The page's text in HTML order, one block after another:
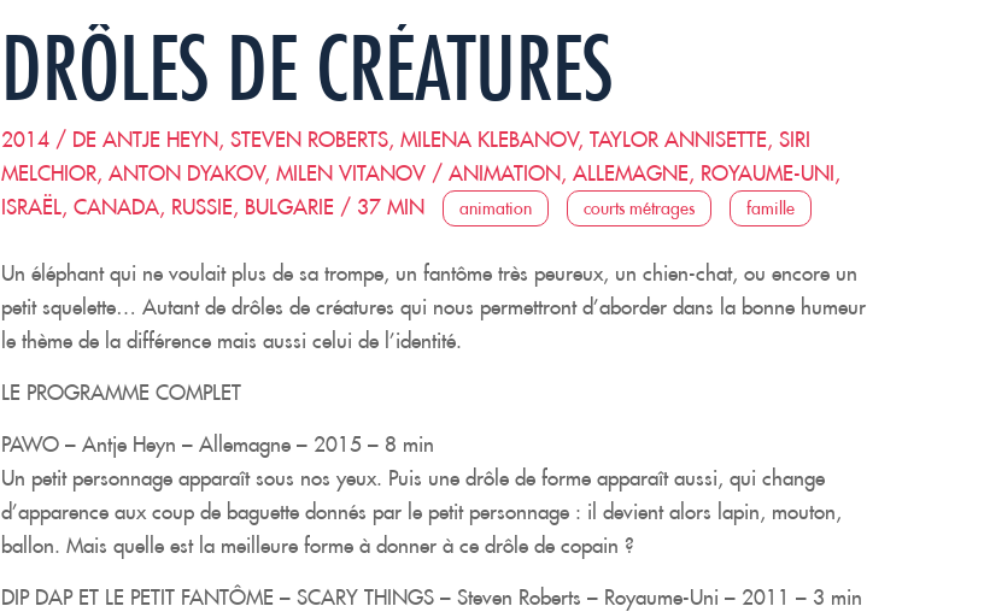
DRÔLES DE CRÉATURES
2014 / DE ANTJE HEYN, STEVEN ROBERTS, MILENA KLEBANOV, TAYLOR ANNISETTE, SIRI
MELCHIOR, ANTON DYAKOV, MILEN VITANOV / ANIMATION, ALLEMAGNE, ROYAUME-UNI,
ISRAËL, CANADA, RUSSIE, BULGARIE / 37 MIN
animation courts métrages famille
Un éléphant qui ne voulait plus de sa trompe, un fantôme très peureux, un chien-chat, ou encore un
petit squelette… Autant de drôles de créatures qui nous permettront d’aborder dans la bonne humeur
le thème de la différence mais aussi celui de l’identité.
LE PROGRAMME COMPLET
PAWO – Antje Heyn – Allemagne – 2015 – 8 min
Un petit personnage apparaît sous nos yeux. Puis une drôle de forme apparaît aussi, qui change
d’apparence aux coup de baguette donnés par le petit personnage : il devient alors lapin, mouton,
ballon. Mais quelle est la meilleure forme à donner à ce drôle de copain ?
DIP DAP ET LE PETIT FANTÔME – SCARY THINGS – Steven Roberts – Royaume-Uni – 2011 – 3 min